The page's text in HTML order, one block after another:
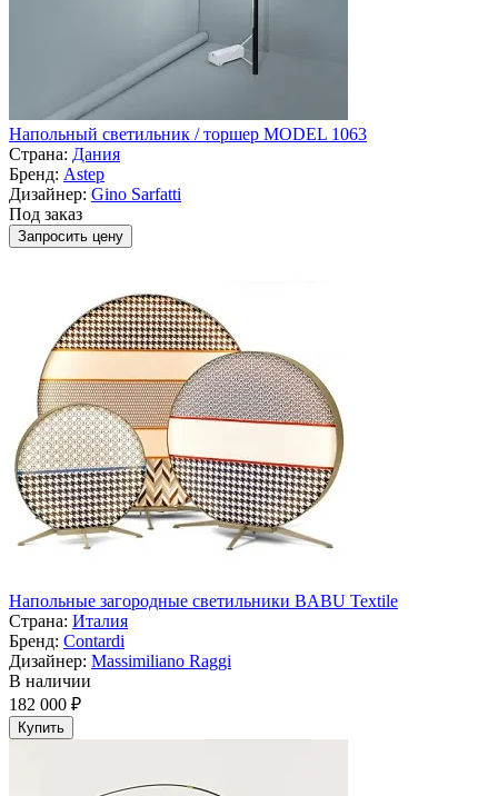
Напольный светильник / торшер MODEL 1063
Страна: Дания
Бренд: Astep
Дизайнер: Gino Sarfatti
Под заказ
Запросить цену
Напольные загородные светильники BABU Textile
Страна: Италия
Бренд: Contardi
Дизайнер: Massimiliano Raggi
В наличии
182 000 ₽
Купить